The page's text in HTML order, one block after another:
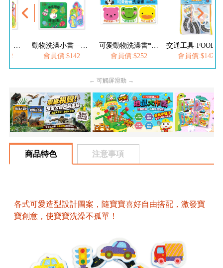
會員價:$142
會員價:$252
會員價:$142
← 可觸屏滑動 →
商品特色 注意事項
各式可愛造型設計圖案，隨寶寶喜好自由搭配，激發寶
寶創意，使寶寶洗澡不孤單！